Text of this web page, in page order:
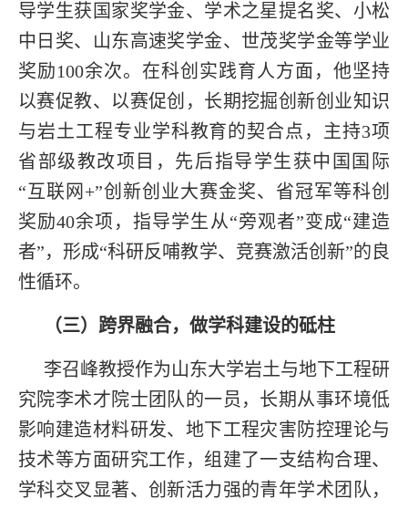
导学生获国家奖学金、学术之星提名奖、小松
中日奖、山东高速奖学金、世茂奖学金等学业
奖励100余次。在科创实践育人方面，他坚持
以赛促教、以赛促创，长期挖掘创新创业知识
与岩土工程专业学科教育的契合点，主持3项
省部级教改项目，先后指导学生获中国国际
“互联网+”创新创业大赛金奖、省冠军等科创
奖励40余项，指导学生从“旁观者”变成“建造
者”，形成“科研反哺教学、竞赛激活创新”的良
性循环。
（三）跨界融合，做学科建设的砥柱
李召峰教授作为山东大学岩土与地下工程研
究院李术才院士团队的一员，长期从事环境低
影响建造材料研发、地下工程灾害防控理论与
技术等方面研究工作，组建了一支结构合理、
学科交叉显著、创新活力强的青年学术团队，